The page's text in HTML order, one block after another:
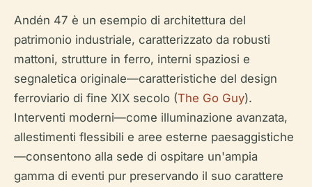
Andén 47 è un esempio di architettura del
patrimonio industriale, caratterizzato da robusti
mattoni, strutture in ferro, interni spaziosi e
segnaletica originale—caratteristiche del design
ferroviario di fine XIX secolo (The Go Guy).
Interventi moderni—come illuminazione avanzata,
allestimenti flessibili e aree esterne paesaggistiche
—consentono alla sede di ospitare un'ampia
gamma di eventi pur preservando il suo carattere